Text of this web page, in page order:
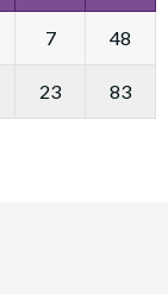
7 48
23 83